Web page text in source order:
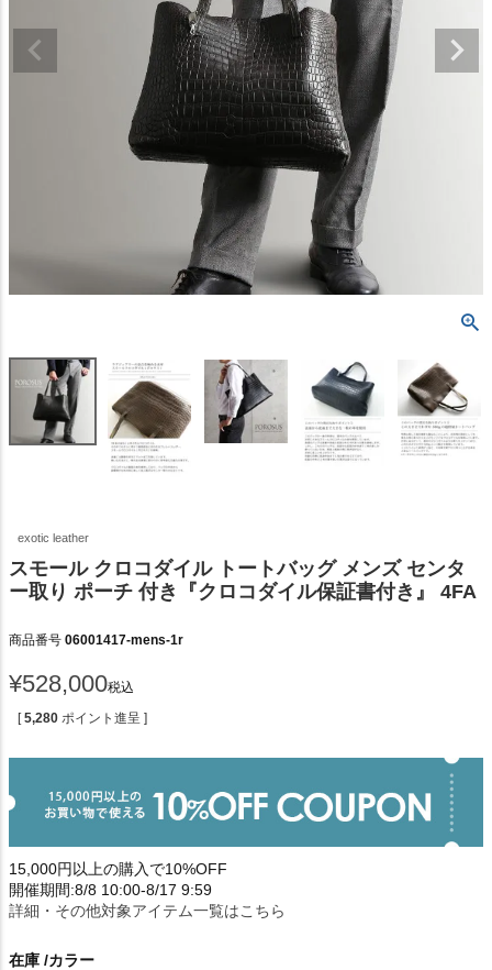
exotic leather
スモール クロコダイル トートバッグ メンズ センタ
ー取り ポーチ 付き『クロコダイル保証書付き』 4FA
商品番号 06001417-mens-1r
¥528,000税込
[ 5,280 ポイント進呈 ]
15,000円以上の購入で10%OFF
開催期間:8/8 10:00-8/17 9:59
詳細・その他対象アイテム一覧はこちら
在庫 カラー